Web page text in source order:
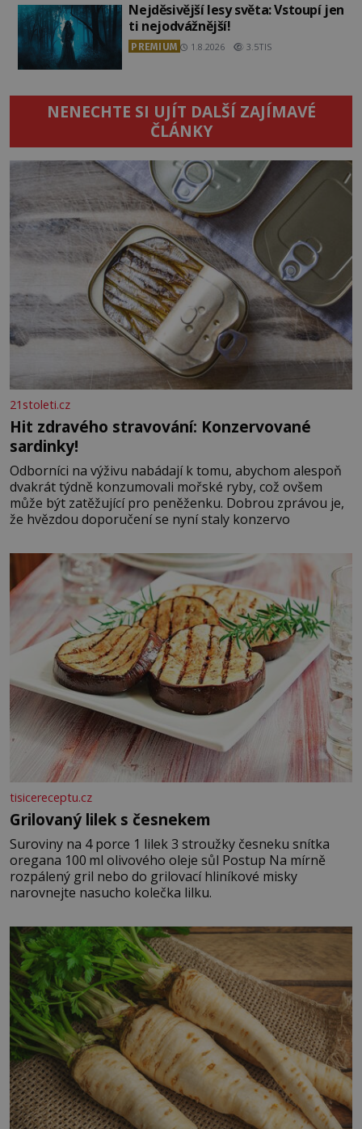
Nejděsivější lesy světa: Vstoupí jen
ti nejodvážnější!
PREMIUM 1.8.2026 3.5TIS
NENECHTE SI UJÍT DALŠÍ ZAJÍMAVÉ
ČLÁNKY
21stoleti.cz
Hit zdravého stravování: Konzervované
sardinky!
Odborníci na výživu nabádají k tomu, abychom alespoň
dvakrát týdně konzumovali mořské ryby, což ovšem
může být zatěžující pro peněženku. Dobrou zprávou je,
že hvězdou doporučení se nyní staly konzervo
tisicereceptu.cz
Grilovaný lilek s česnekem
Suroviny na 4 porce 1 lilek 3 stroužky česneku snítka
oregana 100 ml olivového oleje sůl Postup Na mírně
rozpálený gril nebo do grilovací hliníkové misky
narovnejte nasucho kolečka lilku.